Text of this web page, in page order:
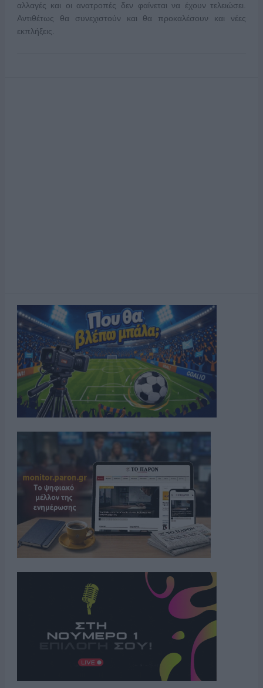
αλλαγές και οι ανατροπές δεν φαίνεται να έχουν τελειώσει.
Αντιθέτως θα συνεχιστούν και θα προκαλέσουν και νέες
εκπλήξεις.